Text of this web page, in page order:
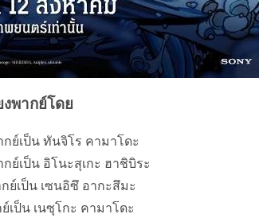
งพากย์โดย
ย์เป็น ทันจิโร คามาโดะ
ย์เป็น อิโนะสุเกะ ฮาชิบิระ
ย์เป็น เซนอิซึ อากะสึมะ
เป็น เนซุโกะ คามาโดะ